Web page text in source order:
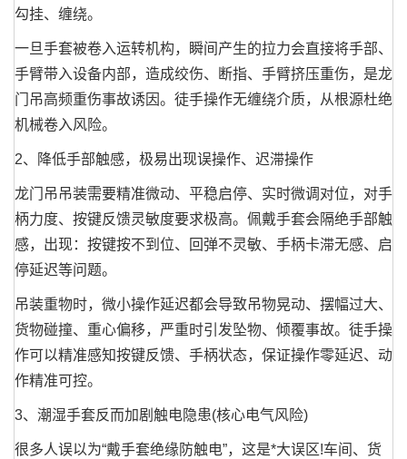
勾挂、缠绕。
一旦手套被卷入运转机构，瞬间产生的拉力会直接将手部、
手臂带入设备内部，造成绞伤、断指、手臂挤压重伤，是龙
门吊高频重伤事故诱因。徒手操作无缠绕介质，从根源杜绝
机械卷入风险。
2、降低手部触感，极易出现误操作、迟滞操作
龙门吊吊装需要精准微动、平稳启停、实时微调对位，对手
柄力度、按键反馈灵敏度要求极高。佩戴手套会隔绝手部触
感，出现：按键按不到位、回弹不灵敏、手柄卡滞无感、启
停延迟等问题。
吊装重物时，微小操作延迟都会导致吊物晃动、摆幅过大、
货物碰撞、重心偏移，严重时引发坠物、倾覆事故。徒手操
作可以精准感知按键反馈、手柄状态，保证操作零延迟、动
作精准可控。
3、潮湿手套反而加剧触电隐患(核心电气风险)
很多人误以为“戴手套绝缘防触电”，这是*大误区!车间、货